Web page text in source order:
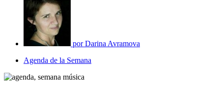
porDarina Avramova
Agenda de la Semana